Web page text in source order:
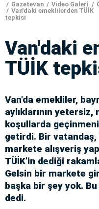
Gazetevan Video Galeri
Van'daki emeklilerden TÜİK
tepkisi
Van'daki
TÜİK
Van'da emekliler,
aylıklarının
koşullarda
getirdi. Bir vatandaş,
markete alışveriş
TÜİK’in dediği
Gelsin bir markete
başka bir şey yok.
dedi.